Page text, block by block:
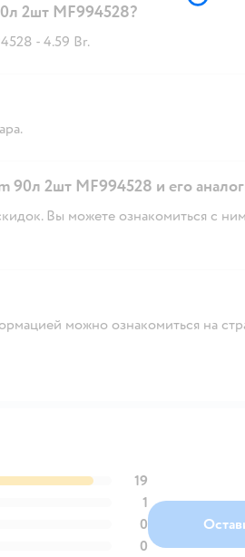
2шт MF994528?
- 4.59 Br.
90л 2шт MF994528 и его
Вы можете ознакомиться с
можно ознакомиться на
19
1
0
0